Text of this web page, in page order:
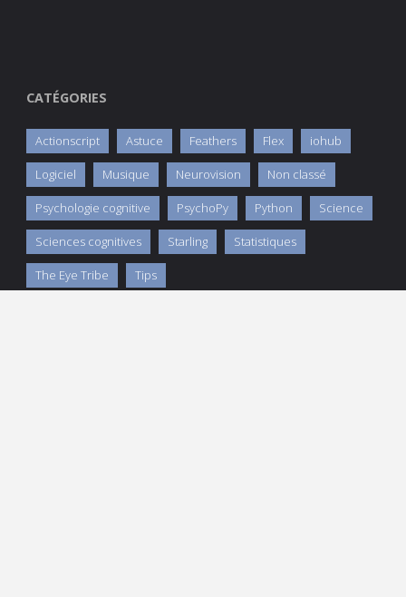
CATÉGORIES
Actionscript Astuce Feathers Flex iohub
Logiciel Musique Neurovision Non classé
Psychologie cognitive PsychoPy Python Science
Sciences cognitives Starling Statistiques
The Eye Tribe Tips